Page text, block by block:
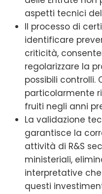
aspetti tecnici
Il processo di
identificare
criticità,
regolarizzare la
possibili controlli.
particolarmente
fruiti negli anni
La validazione
garantisce la
attività di R&S
ministeriali,
interpretative
questi